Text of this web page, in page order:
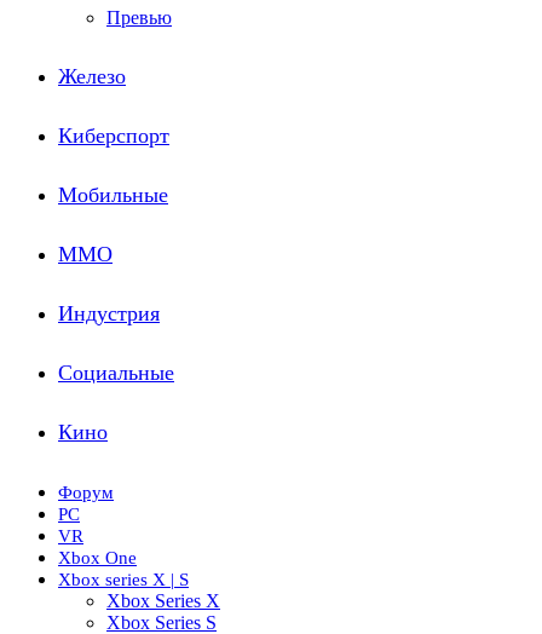
Превью
Железо
Киберспорт
Мобильные
ММО
Индустрия
Социальные
Кино
Форум
PC
VR
Xbox One
Xbox series X | S
Xbox Series X
Xbox Series S